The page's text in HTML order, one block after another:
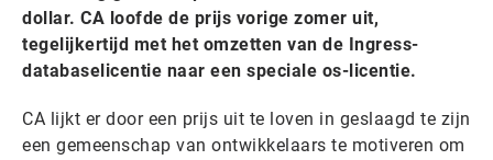
dollar. CA loofde de prijs vorige zomer uit,
tegelijkertijd met het omzetten van de Ingress-
databaselicentie naar een speciale os-licentie.
CA lijkt er door een prijs uit te loven in geslaagd te zijn
een gemeenschap van ontwikkelaars te motiveren om